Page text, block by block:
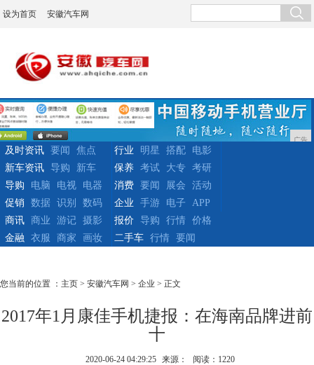
设为首页 安徽汽车网
广告
及时资讯 要闻
焦点
新车资讯
导购 新车
行业 明星 搭配
电影
保养
考试 大专
考研
导购
电脑 电视
电器
促销
数据 识别 数码
消费 要闻 展会
活动
企业
手游 电子
APP
商讯
商业 游记
摄影
金融
衣服 商家 画妆
报价 导购 行情
价格
二手车
行情 要闻
您当前的位置 ： 主页 > 安徽汽车网 > 企业 > 正文
2017年1月康佳手机捷报：在海南品牌进前
十
2020-06-24 04:29:25 来源： 阅读：1220